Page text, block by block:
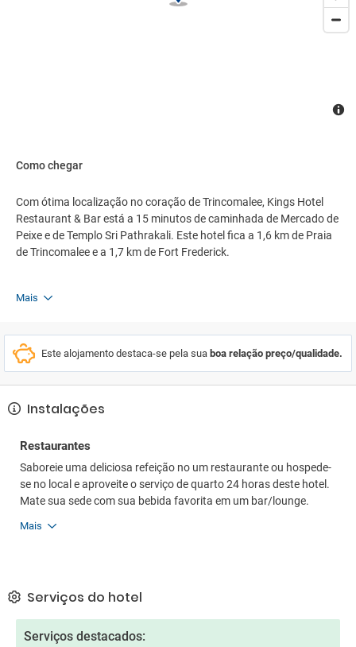
Como chegar
Com ótima localização no coração de Trincomalee, Kings Hotel
Restaurant & Bar está a 15 minutos de caminhada de Mercado de
Peixe e de Templo Sri Pathrakali. Este hotel fica a 1,6 km de Praia
de Trincomalee e a 1,7 km de Fort Frederick.
Mais
Este alojamento destaca-se pela sua boa relação preço/qualidade.
Instalações
Restaurantes
Saboreie uma deliciosa refeição no um restaurante ou hospede-
se no local e aproveite o serviço de quarto 24 horas deste hotel.
Mate sua sede com sua bebida favorita em um bar/lounge.
Mais
Serviços do hotel
Serviços destacados: